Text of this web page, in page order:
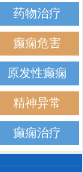
药物治疗
癫痫危害
原发性癫痫
精神异常
癫痫治疗